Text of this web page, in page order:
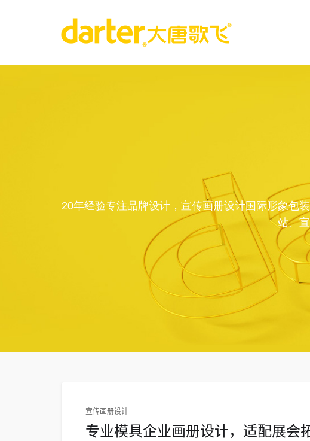
20年经验专注品牌设计，宣传画册设计国际形象包
站、
宣传画册设计
专业模具企业画册设计，适配展会